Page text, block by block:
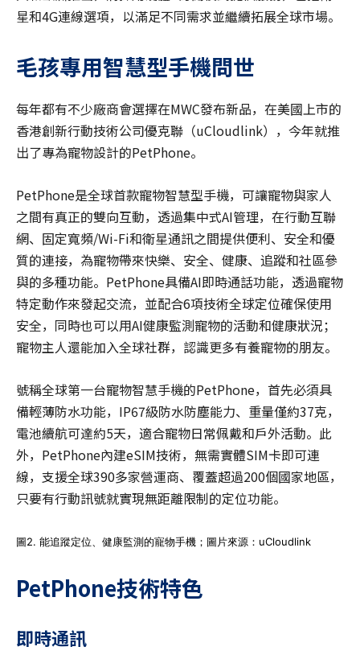
星和4G連線選項，以滿足不同需求並繼續拓展全球市場。
毛孩專用智慧型手機問世
每年都有不少廠商會選擇在MWC發布新品，在美國上市的
香港創新行動技術公司優克聯（uCloudlink），今年就推
出了專為寵物設計的PetPhone。
PetPhone是全球首款寵物智慧型手機，可讓寵物與家人
之間有真正的雙向互動，透過集中式AI管理，在行動互聯
網、固定寬頻/Wi-Fi和衛星通訊之間提供便利、安全和優
質的連接，為寵物帶來快樂、安全、健康、追蹤和社區參
與的多種功能。PetPhone具備AI即時通話功能，透過寵物
特定動作來發起交流，並配合6項技術全球定位確保使用
安全，同時也可以用AI健康監測寵物的活動和健康狀況；
寵物主人還能加入全球社群，認識更多有養寵物的朋友。
號稱全球第一台寵物智慧手機的PetPhone，首先必須具
備輕薄防水功能，IP67級防水防塵能力、重量僅約37克，
電池續航可達約5天，適合寵物日常佩戴和戶外活動。此
外，PetPhone內建eSIM技術，無需實體SIM卡即可連
線，支援全球390多家營運商、覆蓋超過200個國家地區，
只要有行動訊號就實現無距離限制的定位功能。
圖2. 能追蹤定位、健康監測的寵物手機；圖片來源：uCloudlink
PetPhone技術特色
即時通訊